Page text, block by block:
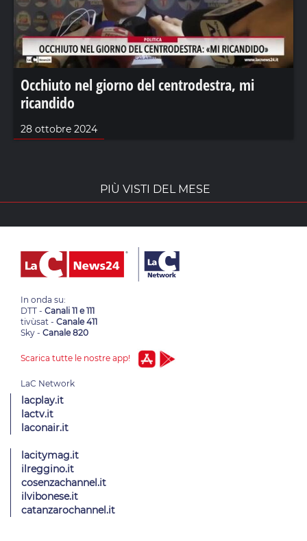
Occhiuto nel giorno del centrodestra, mi
ricandido
28 ottobre 2024
PIÙ VISTI DEL MESE
In onda su:
DTT - Canali 11 e 111
tivùsat - Canale 411
Sky - Canale 820
Scarica tutte le nostre app!
lacplay.it
lactv.it
laconair.it
lacitymag.it
ilreggino.it
cosenzachannel.it
ilvibonese.it
catanzarochannel.it